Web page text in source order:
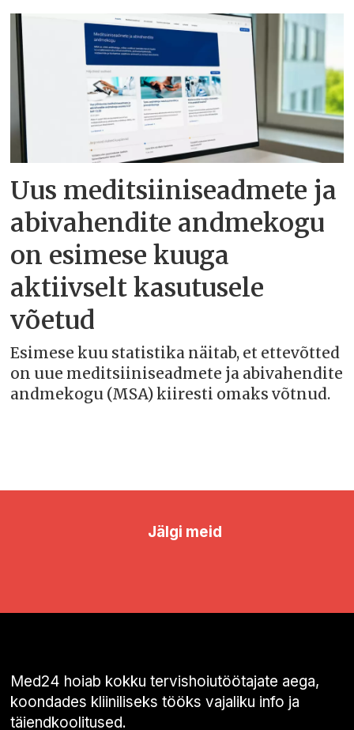
Uus meditsiiniseadmete ja
abivahendite andmekogu
on esimese kuuga
aktiivselt kasutusele
võetud
Esimese kuu statistika näitab, et ettevõtted
on uue meditsiiniseadmete ja abivahendite
andmekogu (MSA) kiiresti omaks võtnud.
Jälgi meid
Med24 hoiab kokku tervishoiutöötajate aega,
koondades kliiniliseks tööks vajaliku info ja
täiendkoolitused.